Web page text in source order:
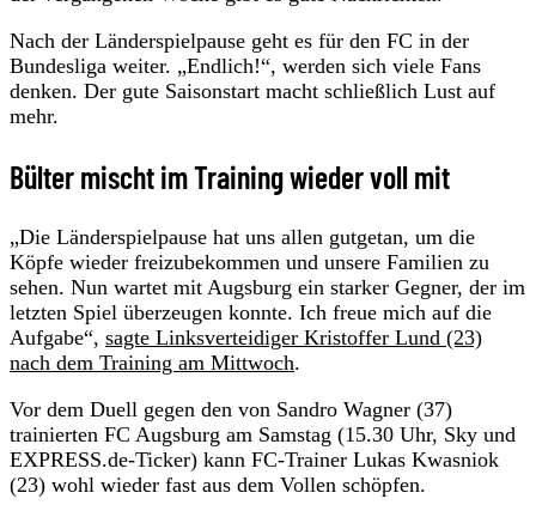
Nach der Länderspielpause geht es für den FC in der
Bundesliga weiter. „Endlich!“, werden sich viele Fans
denken. Der gute Saisonstart macht schließlich Lust auf
mehr.
Bülter mischt im Training wieder voll mit
„Die Länderspielpause hat uns allen gutgetan, um die
Köpfe wieder freizubekommen und unsere Familien zu
sehen. Nun wartet mit Augsburg ein starker Gegner, der im
letzten Spiel überzeugen konnte. Ich freue mich auf die
Aufgabe“, sagte Linksverteidiger Kristoffer Lund (23)
nach dem Training am Mittwoch.
Vor dem Duell gegen den von Sandro Wagner (37)
trainierten FC Augsburg am Samstag (15.30 Uhr, Sky und
EXPRESS.de-Ticker) kann FC-Trainer Lukas Kwasniok
(23) wohl wieder fast aus dem Vollen schöpfen.